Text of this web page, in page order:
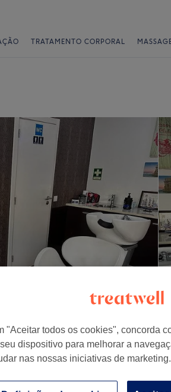
TRATAMENTO CORPORAL
"Aceitar todos os cookies", concorda
dispositivo para melhorar a
nas nossas iniciativas de marketing.